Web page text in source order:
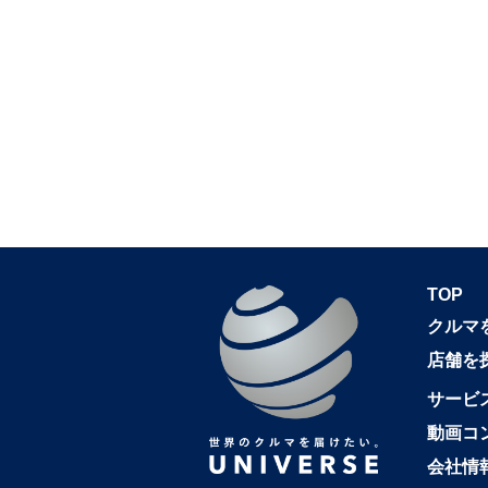
TOP
クルマ
店舗を
サービ
動画コ
会社情